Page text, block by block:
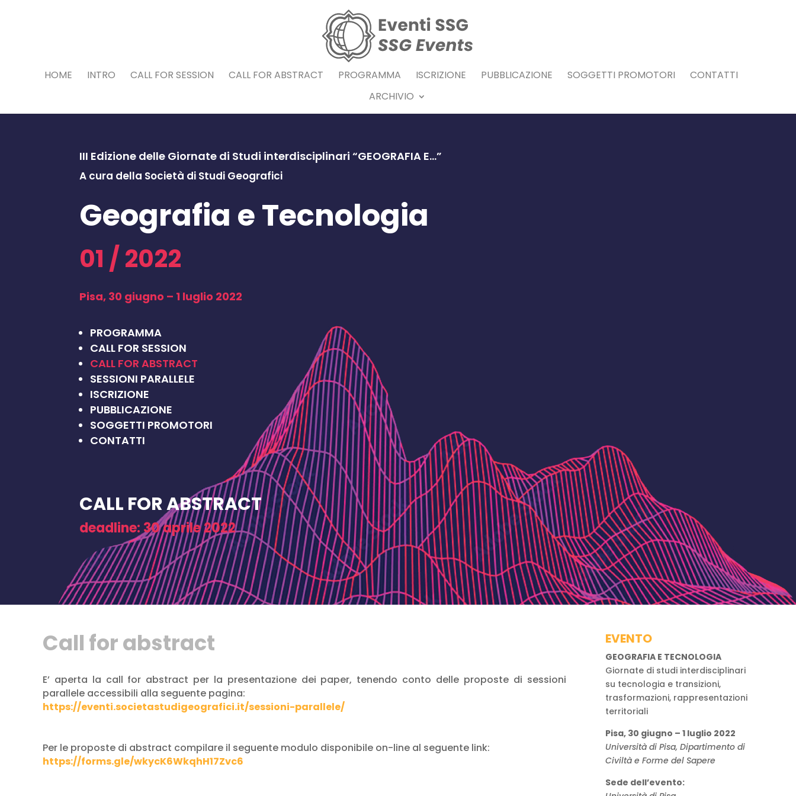
HOME INTRO CALL FOR SESSION CALL FOR ABSTRACT PROGRAMMA ISCRIZIONE PUBBLICAZIONE SOGGETTI PROMOTORI
CONTATTI
ARCHIVIO
III Edizione delle Giornate di Studi interdisciplinari “GEOGRAFIA E...”
A cura della Società di Studi Geografici
Geografia e Tecnologia
01 / 2022
Pisa, 30 giugno – 1 luglio 2022
PROGRAMMA
CALL FOR SESSION
CALL FOR ABSTRACT
SESSIONI PARALLELE
ISCRIZIONE
PUBBLICAZIONE
SOGGETTI PROMOTORI
CONTATTI
CALL FOR ABSTRACT
deadline: 30 aprile 2022
Call for abstract
E’ aperta la call for abstract per la presentazione dei paper, tenendo conto delle proposte di sessioni
parallele accessibili alla seguente pagina:
https://eventi.societastudigeografici.it/sessioni-parallele/
Per le proposte di abstract compilare il seguente modulo disponibile on-line al seguente link:
https://forms.gle/wkycK6WkqhH17Zvc6
EVENTO
GEOGRAFIA E TECNOLOGIA
Giornate di studi interdisciplinari
su tecnologia e transizioni,
trasformazioni, rappresentazioni
territoriali
Pisa, 30 giugno – 1 luglio 2022
Università di Pisa, Dipartimento di
Civiltà e Forme del Sapere
Sede dell’evento: